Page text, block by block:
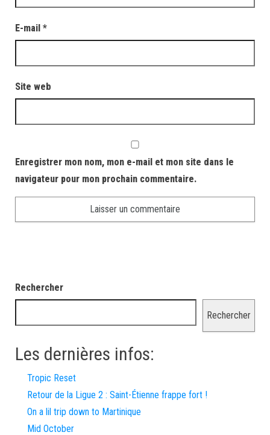
E-mail *
Site web
Enregistrer mon nom, mon e-mail et mon site dans le
navigateur pour mon prochain commentaire.
Rechercher
Rechercher
Les dernières infos:
Tropic Reset
Retour de la Ligue 2 : Saint-Étienne frappe fort !
On a lil trip down to Martinique
Mid October